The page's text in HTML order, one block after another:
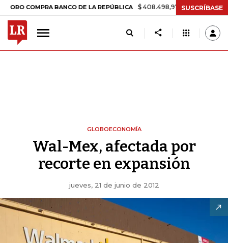
BANCO DE LA REPÚBLICA $ 408.498,97 +$ 8.753,81 +2,19%
SUSCRÍBASE
GLOBOECONOMÍA
Wal-Mex, afectada por
recorte en expansión
jueves, 21 de junio de 2012